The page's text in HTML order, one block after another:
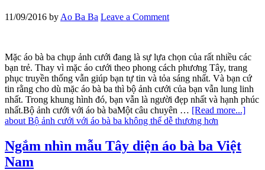
11/09/2016 by Ao Ba Ba Leave a Comment
Mặc áo bà ba chụp ảnh cưới đang là sự lựa chọn của rất nhiều các
bạn trẻ. Thay vì mặc áo cưới theo phong cách phương Tây, trang
phục truyền thống vẫn giúp bạn tự tin và tỏa sáng nhất. Và bạn cứ
tin rằng cho dù mặc áo bà ba thì bộ ảnh cưới của bạn vẫn lung linh
nhất. Trong khung hình đó, bạn vẫn là người đẹp nhất và hạnh phúc
nhất.Bộ ảnh cưới với áo bà baMột câu chuyên … [Read more...]
about Bộ ảnh cưới với áo bà ba không thể dễ thương hơn
Ngắm nhìn mẫu Tây diện áo bà ba Việt
Nam